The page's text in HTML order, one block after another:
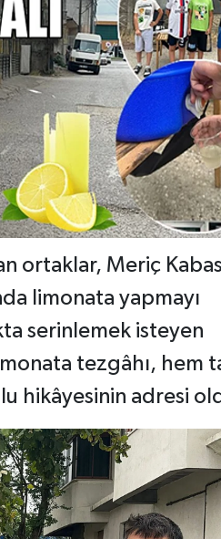
ortaklar, Meriç
limonata yapmayı
serinlemek isteyen
tezgâhı, hem
hikâyesinin adresi